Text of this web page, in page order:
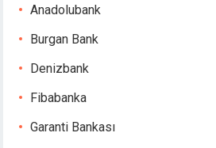
Anadolubank
Burgan Bank
Denizbank
Fibabanka
Garanti Bankası